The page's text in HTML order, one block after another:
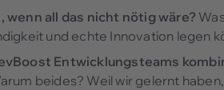
wenn all das nicht nötig wäre?
und echte Innovation legen
Entwicklungsteams
beides? Weil wir gelernt